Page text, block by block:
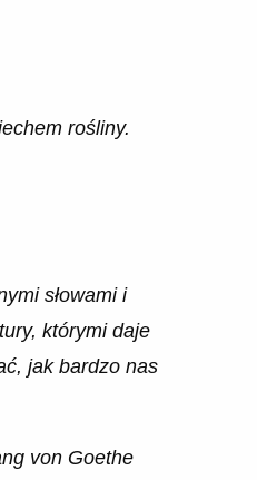
rośliny.
słowami i
którymi daje
jak bardzo nas
von Goethe